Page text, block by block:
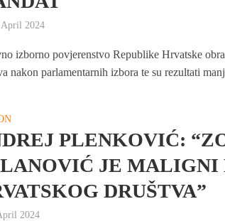
April 2024
izborno povjerenstvo Republike Hrvatske
nakon parlamentarnih izbora te su rezultati
PLENKOVIĆ:
JE MALIGNI
DRUŠTVA”
2024